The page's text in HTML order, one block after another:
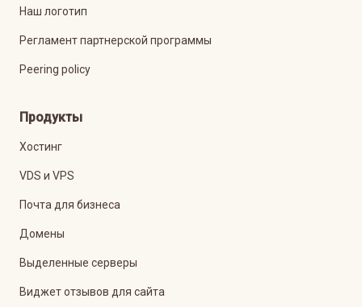
Наш логотип
Регламент партнерской программы
Peering policy
Продукты
Хостинг
VDS и VPS
Почта для бизнеса
Домены
Выделенные серверы
Виджет отзывов для сайта